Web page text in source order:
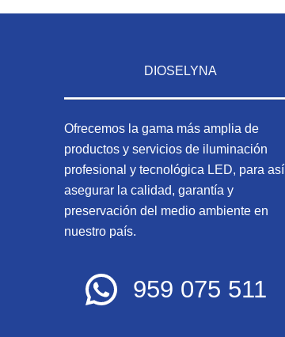
DIOSELYNA
Ofrecemos la gama más amplia de
productos y servicios de iluminación
profesional y tecnológica LED, para así
asegurar la calidad, garantía y
preservación del medio ambiente en
nuestro país.
959 075 511